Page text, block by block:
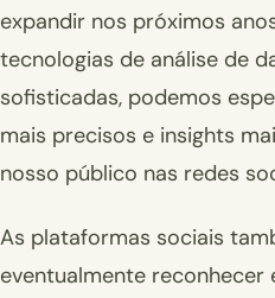
expandir nos próximos
tecnologias de análise de
sofisticadas, podemos
mais precisos e insights
nosso público nas redes
As plataformas sociais
eventualmente reconhecer